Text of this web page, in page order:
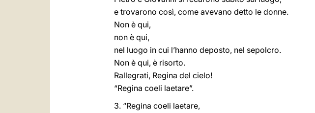
e trovarono così, come avevano detto le donne.
Non è qui,
non è qui,
nel luogo in cui l’hanno deposto, nel sepolcro.
Non è qui, è risorto.
Rallegrati, Regina del cielo!
“Regina coeli laetare”.
3. “Regina coeli laetare,